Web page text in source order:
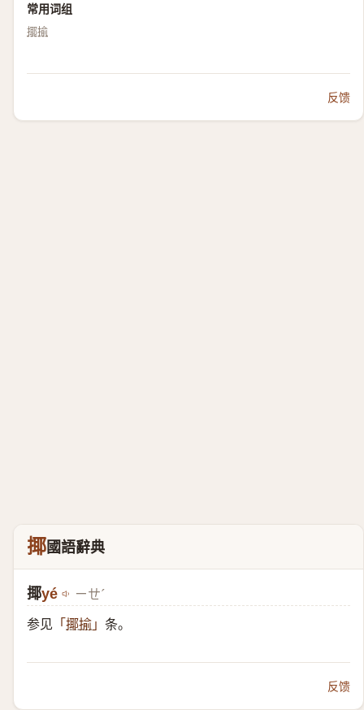
常用词组
揶揄
反馈
揶國語辭典
揶yé ㄧㄝˊ
参见 「 揶揄 」 条。
反馈